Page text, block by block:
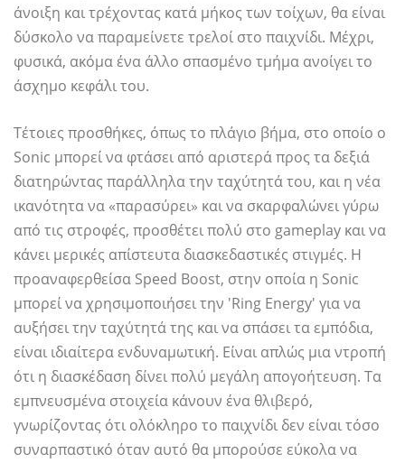
άνοιξη και τρέχοντας κατά μήκος των τοίχων, θα είναι
δύσκολο να παραμείνετε τρελοί στο παιχνίδι. Μέχρι,
φυσικά, ακόμα ένα άλλο σπασμένο τμήμα ανοίγει το
άσχημο κεφάλι του.
Τέτοιες προσθήκες, όπως το πλάγιο βήμα, στο οποίο ο
Sonic μπορεί να φτάσει από αριστερά προς τα δεξιά
διατηρώντας παράλληλα την ταχύτητά του, και η νέα
ικανότητα να «παρασύρει» και να σκαρφαλώνει γύρω
από τις στροφές, προσθέτει πολύ στο gameplay και να
κάνει μερικές απίστευτα διασκεδαστικές στιγμές. Η
προαναφερθείσα Speed ​​Boost, στην οποία η Sonic
μπορεί να χρησιμοποιήσει την 'Ring Energy' για να
αυξήσει την ταχύτητά της και να σπάσει τα εμπόδια,
είναι ιδιαίτερα ενδυναμωτική. Είναι απλώς μια ντροπή
ότι η διασκέδαση δίνει πολύ μεγάλη απογοήτευση. Τα
εμπνευσμένα στοιχεία κάνουν ένα θλιβερό,
γνωρίζοντας ότι ολόκληρο το παιχνίδι δεν είναι τόσο
συναρπαστικό όταν αυτό θα μπορούσε εύκολα να